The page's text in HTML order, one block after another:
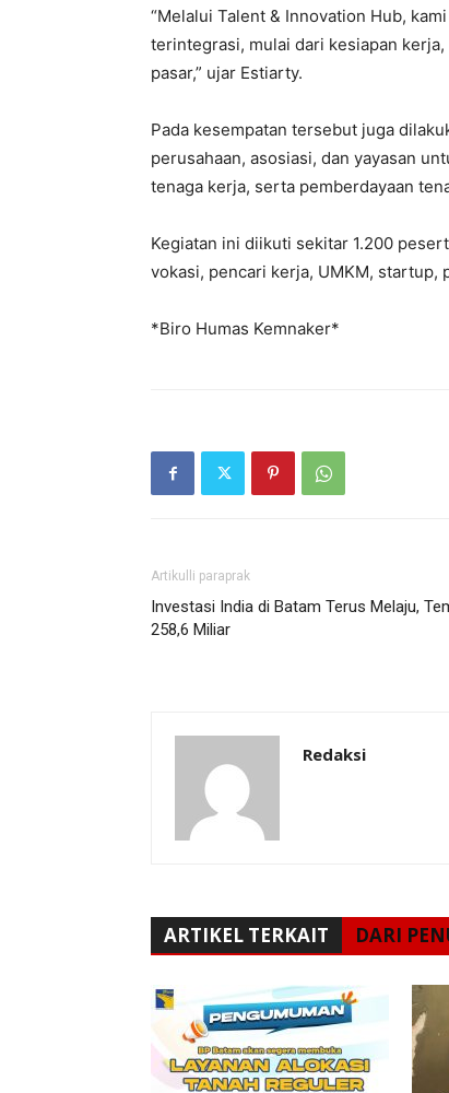
“Melalui Talent & Innovation Hub,
terintegrasi, mulai dari kesiapan
pasar,” ujar Estiarty.
Pada kesempatan tersebut juga
perusahaan, asosiasi, dan yayasan
tenaga kerja, serta pemberdayaan
Kegiatan ini diikuti sekitar 1.200
vokasi, pencari kerja, UMKM,
*Biro Humas Kemnaker*
Artikulli paraprak
Investasi India di Batam Terus Melaju,
258,6 Miliar
Redaksi
ARTIKEL TERKAIT DARI